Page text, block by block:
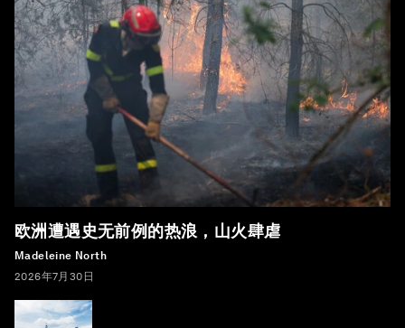
欧洲遭遇史无前例的热浪，山火肆虐
Madeleine North
2026年7月30日